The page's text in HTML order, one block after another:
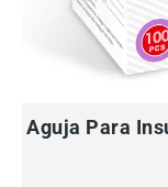
Aguja Para